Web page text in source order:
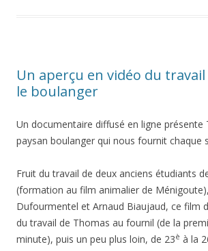
Un aperçu en vidéo du
le boulanger
Un documentaire diffusé en ligne
paysan boulanger qui nous fournit chaque
Fruit du travail de deux anciens étudiants de
(formation au film animalier de
Dufourmentel et Arnaud Biaujaud, ce film
du travail de Thomas au fournil (de la
minute), puis un peu plus loin, de 23è à la